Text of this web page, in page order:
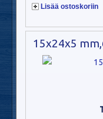
Lisää ostoskoriin
15x24x5